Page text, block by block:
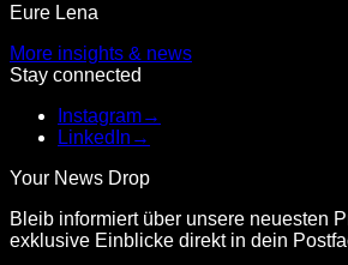
Eure Lena
More insights & news
Stay connected
Instagram→
LinkedIn →
Your News Drop
Bleib informiert über unsere neuesten
exklusive Einblicke direkt in dein